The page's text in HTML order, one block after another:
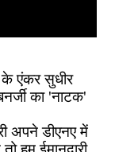
एंकर सुधीर
का 'नाटक'
अपने डीएनए में